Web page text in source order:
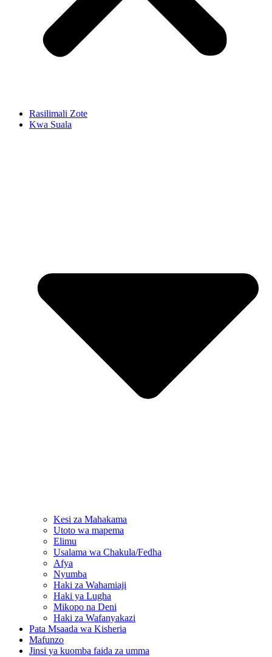
Rasilimali Zote
Kwa Suala
Kesi za Mahakama
Utoto wa mapema
Elimu
Usalama wa Chakula/Fedha
Afya
Nyumba
Haki za Wahamiaji
Haki ya Lugha
Mikopo na Deni
Haki za Wafanyakazi
Pata Msaada wa Kisheria
Mafunzo
Jinsi ya kuomba faida za umma